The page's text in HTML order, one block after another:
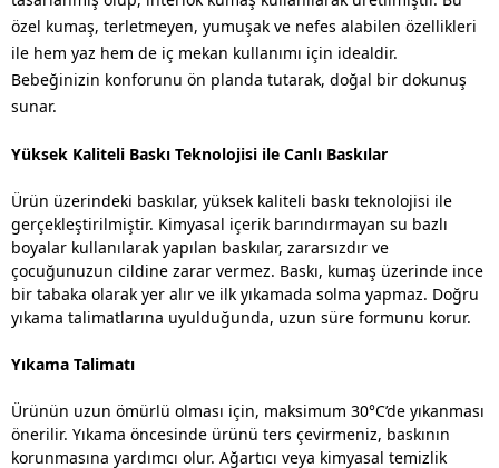
özel kumaş, terletmeyen, yumuşak ve nefes alabilen özellikleri
ile hem yaz hem de iç mekan kullanımı için idealdir.
Bebeğinizin konforunu ön planda tutarak, doğal bir dokunuş
sunar.
Yüksek Kaliteli Baskı Teknolojisi ile Canlı Baskılar
Ürün üzerindeki baskılar, yüksek kaliteli baskı teknolojisi ile
gerçekleştirilmiştir. Kimyasal içerik barındırmayan su bazlı
boyalar kullanılarak yapılan baskılar, zararsızdır ve
çocuğunuzun cildine zarar vermez. Baskı, kumaş üzerinde ince
bir tabaka olarak yer alır ve ilk yıkamada solma yapmaz. Doğru
yıkama talimatlarına uyulduğunda, uzun süre formunu korur.
Yıkama Talimatı
Ürünün uzun ömürlü olması için, maksimum 30°C’de yıkanması
önerilir. Yıkama öncesinde ürünü ters çevirmeniz, baskının
korunmasına yardımcı olur. Ağartıcı veya kimyasal temizlik